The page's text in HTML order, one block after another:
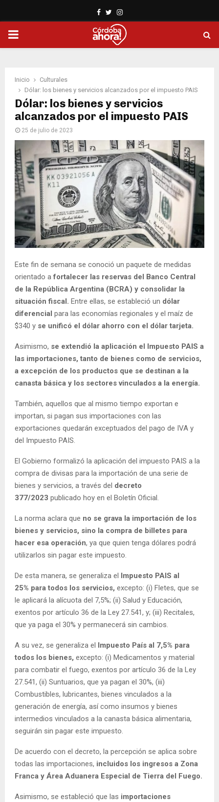
Facebook
TwitterInstagram
PRIMARY
Inicio
Culturales
Dólar: los bienes y servicios alcanzados por el impuesto PAIS
Dólar: los bienes y servicios
alcanzados por el impuesto PAIS
25 de julio de 2023
Este fin de semana se conoció un paquete de medidas
orientado afortalecer las reservas del Banco Central
de la República Argentina (BCRA) y consolidar la
situación fiscal. Entre ellas, se estableció un dólar
diferencial para las economías regionales y el maíz de
$340 y se unificó el dólar ahorro con el dólar tarjeta.
Asimismo, se extendió la aplicación el Impuesto PAIS a
las importaciones, tanto de bienes como de servicios,
a excepción de los productos que se destinan a la
canasta básica y los sectores vinculados a la energía.
También, aquellos que al mismo tiempo exportan e
importan, si pagan sus importaciones con las
exportaciones quedarán exceptuados del pago de IVA y
del Impuesto PAIS.
El Gobierno formalizó la aplicación del impuesto PAIS a la
compra de divisas para la importación de una serie de
bienes y servicios, a través del decreto
377/2023 publicado hoy en el Boletín Oficial.
La norma aclara que no se grava la importación de los
bienes y servicios, sino la compra de billetes para
hacer esa operación, ya que quien tenga dólares podrá
utilizarlos sin pagar este impuesto.
De esta manera, se generaliza el Impuesto PAIS al
25% para todos los servicios, excepto: (i) Fletes, que se
le aplicará la alícuota del 7,5%; (ii) Salud y Educación,
exentos por artículo 36 de la Ley 27.541, y; (iii) Recitales,
que ya paga el 30% y permanecerá sin cambios.
A su vez, se generaliza el Impuesto País al 7,5% para
todos los bienes, excepto: (i) Medicamentos y material
para combatir el fuego, exentos por artículo 36 de la Ley
27.541, (ii) Suntuarios, que ya pagan el 30%, (iii)
Combustibles, lubricantes, bienes vinculados a la
generación de energía, así como insumos y bienes
intermedios vinculados a la canasta básica alimentaria,
seguirán sin pagar este impuesto.
De acuerdo con el decreto, la percepción se aplica sobre
todas las importaciones, incluidos los ingresos a Zona
Franca y Área Aduanera Especial de Tierra del Fuego.
Asimismo, se estableció que las importaciones